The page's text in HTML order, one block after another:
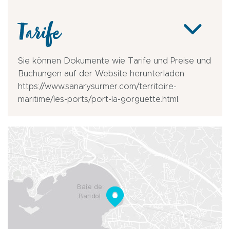
Tarife
Sie können Dokumente wie Tarife und Preise und
Buchungen auf der Website herunterladen:
https://www.sanarysurmer.com/territoire-
maritime/les-ports/port-la-gorguette.html.